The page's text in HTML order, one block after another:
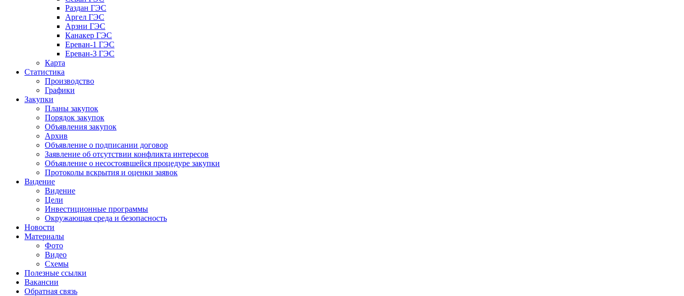
Раздан ГЭС
Аргел ГЭС
Арзни ГЭС
Канакер ГЭС
Ереван-1 ГЭС
Ереван-3 ГЭС
Карта
Статистика
Производство
Графики
Закупки
Планы закупок
Порядок закупок
Объявления закупок
Архив
Объявление о подписании договор
Заявление об отсутствии конфликта интересов
Объявление о несостоявшейся процедуре закупки
Протоколы вскрытия и оценки заявок
Видение
Видение
Цели
Инвестиционные программы
Окружающая среда и безопасность
Новости
Материалы
Фото
Видео
Схемы
Полезные ссылки
Вакансии
Обратная связь